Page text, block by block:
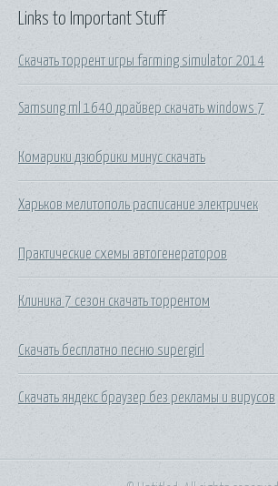
Links to Important Stuff
Скачать торрент игры farming simulator 2014
Samsung ml 1640 драйвер скачать windows 7
Комарики дзюбрики минус скачать
Харьков мелитополь расписание электричек
Практические схемы автогенераторов
Клиника 7 сезон скачать торрентом
Скачать бесплатно песню supergirl
Скачать яндекс браузер без рекламы и вирусов